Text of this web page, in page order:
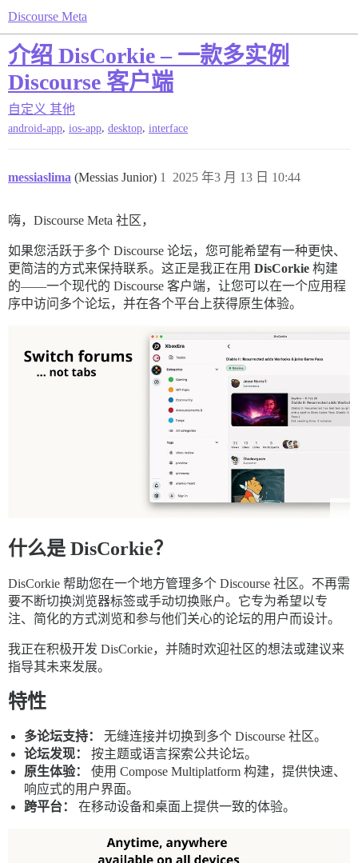
Discourse Meta
介绍 DisCorkie – 一款多实例
Discourse 客户端
自定义 其他
android-app, ios-app, desktop, interface
messiaslima (Messias Junior) 2025 年3 月 13 日 10:44
1
嗨，Discourse Meta 社区，
如果您活跃于多个 Discourse 论坛，您可能希望有一种更快、
更简洁的方式来保持联系。这正是我正在用 DisCorkie 构建
的——一个现代的 Discourse 客户端，让您可以在一个应用程
序中访问多个论坛，并在各个平台上获得原生体验。
什么是 DisCorkie？
DisCorkie 帮助您在一个地方管理多个 Discourse 社区。不再需
要不断切换浏览器标签或手动切换账户。它专为希望以专
注、简化的方式浏览和参与他们关心的论坛的用户而设计。
我正在积极开发 DisCorkie，并随时欢迎社区的想法或建议来
指导其未来发展。
特性
多论坛支持：
无缝连接并切换到多个 Discourse 社区。
论坛发现：
按主题或语言探索公共论坛。
原生体验：
使用 Compose Multiplatform 构建，提供快速、
响应式的用户界面。
跨平台：
在移动设备和桌面上提供一致的体验。